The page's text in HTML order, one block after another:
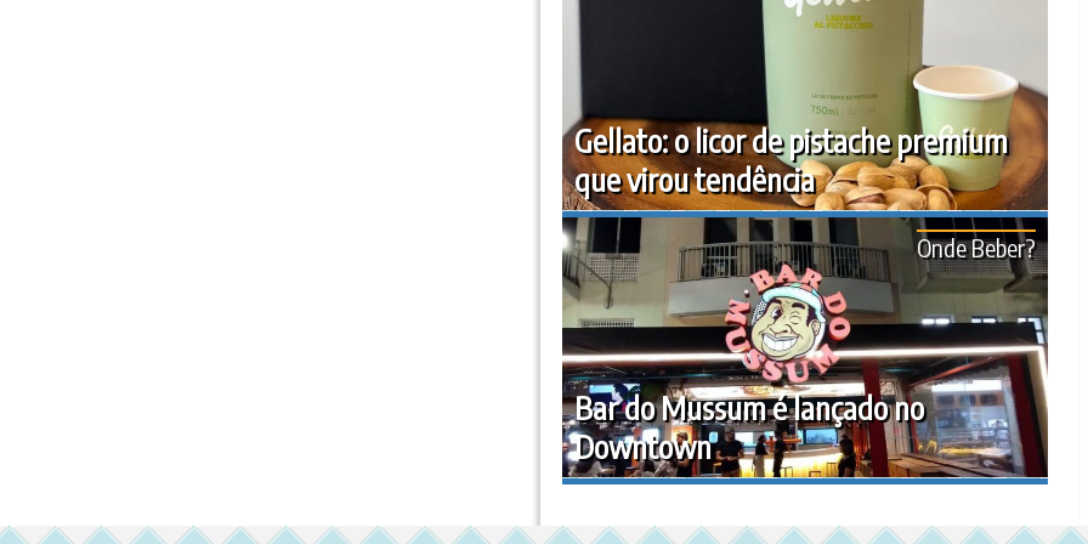
Gellato: o licor de pistache premium
que virou tendência
Bar do Mussum é lançado no
Downtown
Onde Beber?